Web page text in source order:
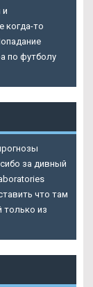
и
когда-то
по футболу
за дивный
что там
только из